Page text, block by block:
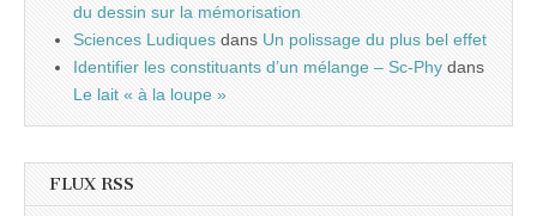
du dessin sur la mémorisation
Sciences Ludiques dans Un polissage du plus bel effet
Identifier les constituants d’un mélange – Sc-Phy dans
Le lait « à la loupe »
FLUX RSS